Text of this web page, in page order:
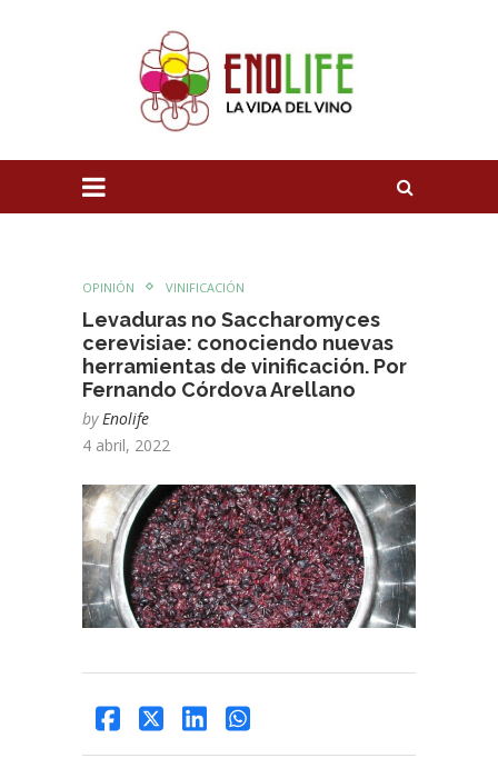
OPINIÓN VINIFICACIÓN
Levaduras no Saccharomyces
cerevisiae: conociendo nuevas
herramientas de vinificación. Por
Fernando Córdova Arellano
by Enolife
4 abril, 2022